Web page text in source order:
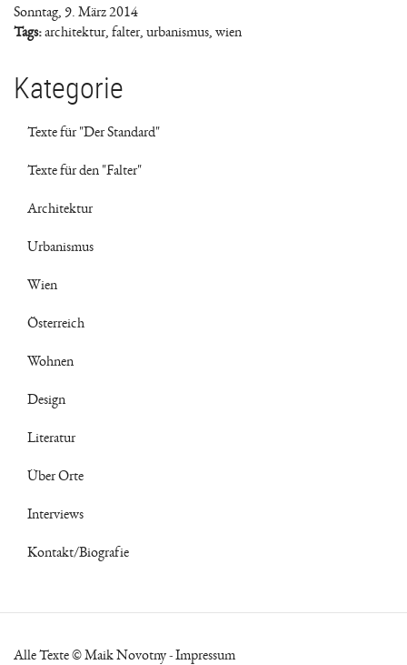
Sonntag, 9. März 2014
Tags:architektur, falter, urbanismus wien
Kategorie
Texte für "Der Standard"
Texte für den "Falter"
Architektur
Urbanismus
Wien
Österreich
Wohnen
Design
Literatur
Über Orte
Interviews
Kontakt/Biografie
Alle Texte © Maik Novotny -Impressum